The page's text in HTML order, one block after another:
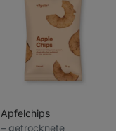
Apfelchips
⁠–⁠ getrocknete